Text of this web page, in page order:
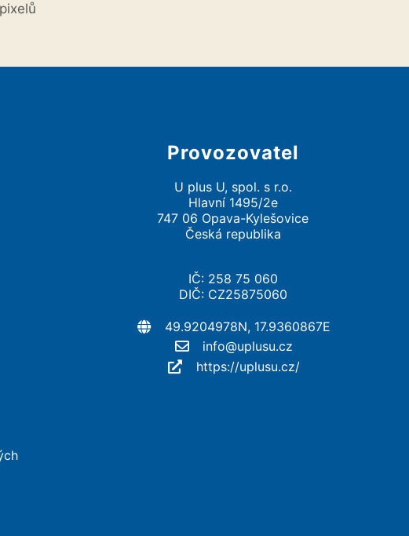
pixelů
Provozovatel
U plus U, spol. s r.o.
Hlavní 1495/2e
747 06 Opava-Kylešovice
Česká republika
IČ: 258 75 060
DIČ: CZ25875060
49.9204978N, 17.9360867E
info@uplusu.cz
https://uplusu.cz/